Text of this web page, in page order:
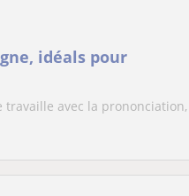
idéals pour
avec la